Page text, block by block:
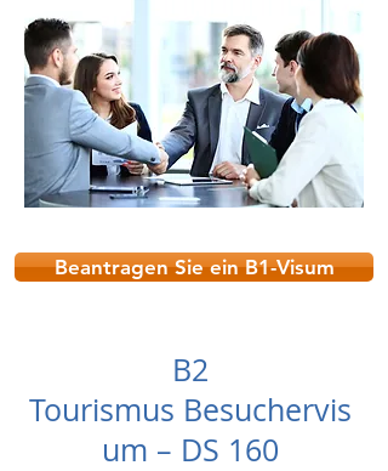
Beantragen Sie ein B1-Visum
B2
Tourismus Besuchervis
um – DS 160